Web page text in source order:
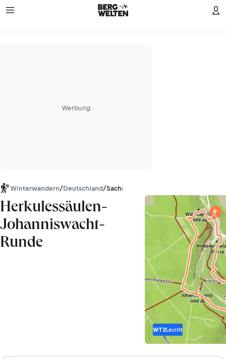
Werbung
Winterwandern/Deutschland/Sachsen
Herkulessäulen-
Johanniswacht-
Runde
WT2Leicht